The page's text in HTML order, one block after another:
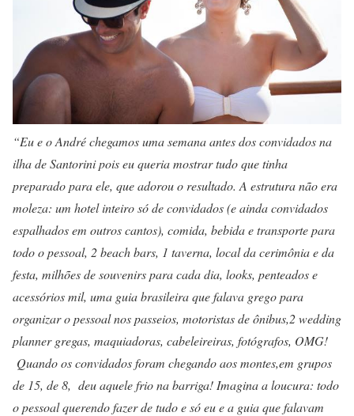
“Eu e o André chegamos uma semana antes dos convidados na
ilha de Santorini pois eu queria mostrar tudo que tinha
preparado para ele, que adorou o resultado. A estrutura não era
moleza: um hotel inteiro só de convidados (e ainda convidados
espalhados em outros cantos), comida, bebida e transporte para
todo o pessoal, 2 beach bars, 1 taverna, local da cerimônia e da
festa, milhões de souvenirs para cada dia, looks, penteados e
acessórios mil, uma guia brasileira que falava grego para
organizar o pessoal nos passeios, motoristas de ônibus,2 wedding
planner gregas, maquiadoras, cabeleireiras, fotógrafos, OMG!
Quando os convidados foram chegando aos montes,em grupos
de 15, de 8, deu aquele frio na barriga! Imagina a loucura: todo
o pessoal querendo fazer de tudo e só eu e a guia que falavam